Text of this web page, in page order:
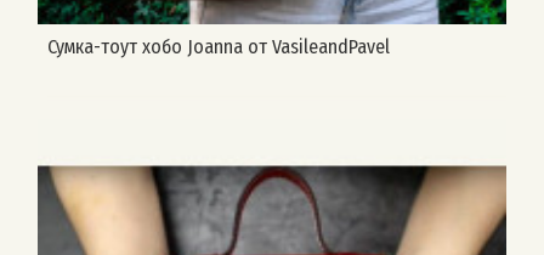
Сумка-тоут хобо Joanna от VasileandPavel